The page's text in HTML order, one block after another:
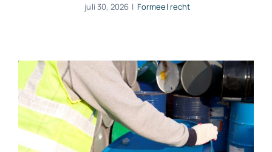
juli 30, 2026 | Formeel recht